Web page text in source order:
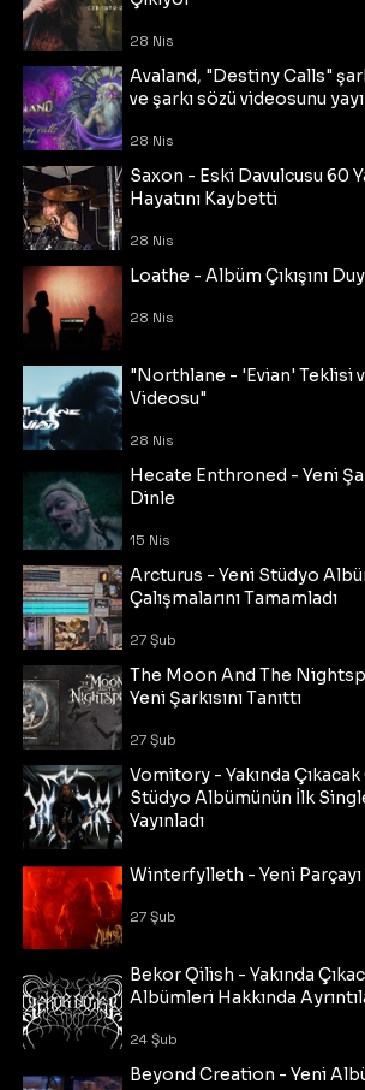
28 Nis
Avaland, "Destiny Calls"
ve şarkı sözü videosunu
28 Nis
Saxon - Eski Davulcusu 60
Hayatını Kaybetti
28 Nis
Loathe - Albüm Çıkışını
28 Nis
"Northlane - 'Evian' Teklisi
Videosu"
28 Nis
Hecate Enthroned - Yeni
Dinle
15 Nis
Arcturus - Yeni Stüdyo
Çalışmalarını Tamamladı
27 Şub
The Moon And The
Yeni Şarkısını Tanıttı
27 Şub
Vomitory - Yakında
Stüdyo Albümünün İlk
Yayınladı
Winterfylleth - Yeni Parçayı
27 Şub
Bekor Qilish - Yakında
Albümleri Hakkında
24 Şub
Beyond Creation - Yeni